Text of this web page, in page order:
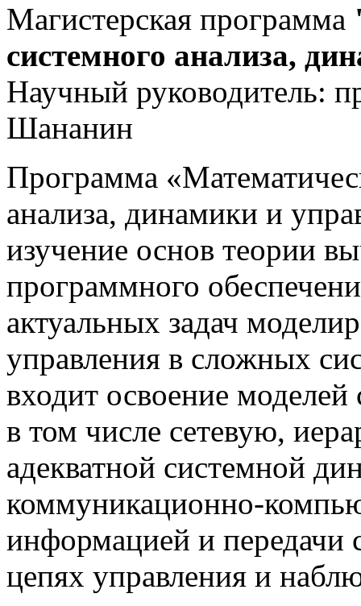
Магистерская программа
системного анализа,
Научный руководитель:
Шананин
Программа
анализа, динамики и
изучение основ теории
программного
актуальных задач
управления в сложных
входит освоение
в том числе сетевую,
адекватной системной
коммуникационно-
информацией и передачи
цепях управления и